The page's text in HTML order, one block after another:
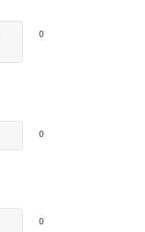
0
0
0